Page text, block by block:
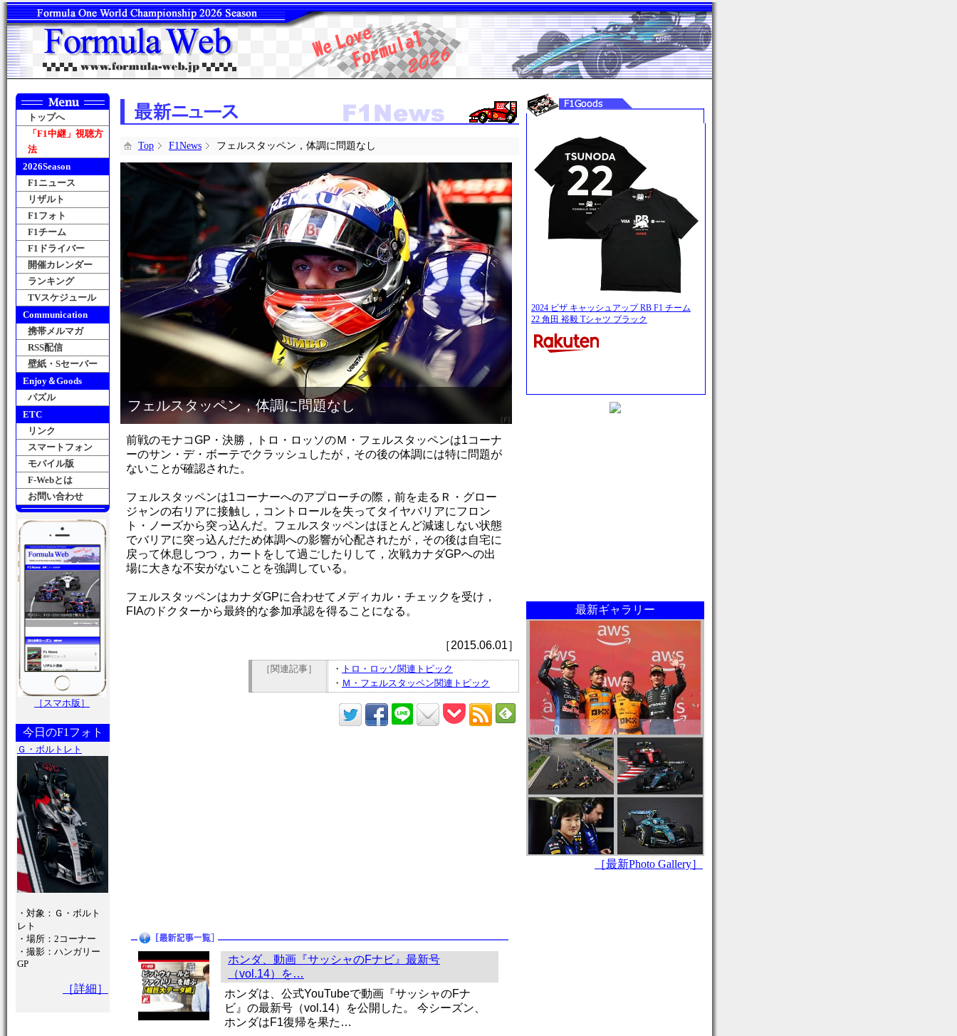
トップへ
「F1中継」視聴方
法
2026Season
F1ニュース
リザルト
F1フォト
F1チーム
F1ドライバー
開催カレンダー
ランキング
TVスケジュール
Communication
携帯メルマガ
RSS配信
壁紙・Sセーバー
Enjoy＆Goods
パズル
ETC
リンク
スマートフォン
モバイル版
F-Webとは
お問い合わせ
［スマホ版］
今日のF1フォト
Ｇ・ボルトレト
・対象：Ｇ・ボルト
レト
・場所：2コーナー
・撮影：ハンガリー
GP
［詳細］
Top F1News フェルスタッペン，体調に問題なし
フェルスタッペン，体調に問題なし
前戦のモナコGP・決勝，トロ・ロッソのＭ・フェルスタッペンは1コーナ
ーのサン・デ・ボーテでクラッシュしたが，その後の体調には特に問題が
ないことが確認された。
フェルスタッペンは1コーナーへのアプローチの際，前を走るＲ・グロー
ジャンの右リアに接触し，コントロールを失ってタイヤバリアにフロン
ト・ノーズから突っ込んだ。フェルスタッペンはほとんど減速しない状態
でバリアに突っ込んだため体調への影響が心配されたが，その後は自宅に
戻って休息しつつ，カートをして過ごしたりして，次戦カナダGPへの出
場に大きな不安がないことを強調している。
フェルスタッペンはカナダGPに合わせてメディカル・チェックを受け，
FIAのドクターから最終的な参加承認を得ることになる。
［2015.06.01］
［関連記事］ ・ トロ・ロッソ関連トピック
・ Ｍ・フェルスタッペン関連トピック
ホンダ、動画『サッシャのFナビ』最新号
（vol.14）を…
ホンダは、公式YouTubeで動画『サッシャのFナ
ビ』の最新号（vol.14）を公開した。 今シーズン、
ホンダはF1復帰を果た…
2024 ビザ キャッシュアップ RB F1 チーム
22 角田 裕毅 Tシャツ ブラック
最新ギャラリー
［最新Photo Gallery］